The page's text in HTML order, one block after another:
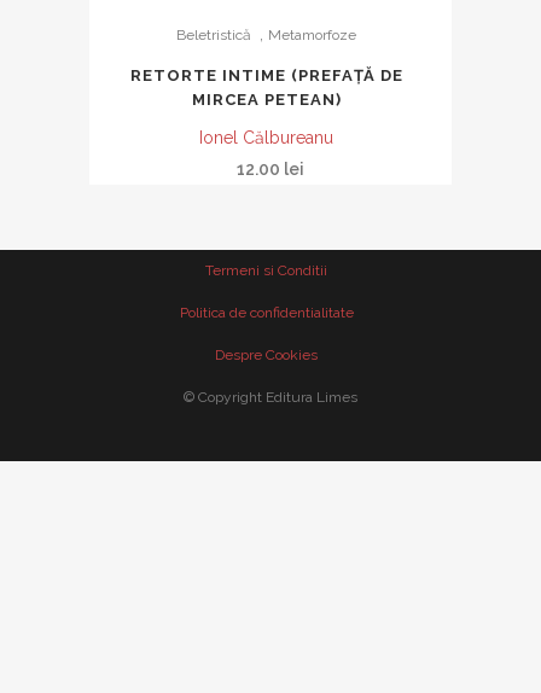
Beletristică Metamorfoze
RETORTE INTIME (PREFAȚĂ DE
MIRCEA PETEAN)
Ionel Călbureanu
12.00 lei
Termeni si Conditii
Politica de confidentialitate
Despre Cookies
© Copyright Editura Limes